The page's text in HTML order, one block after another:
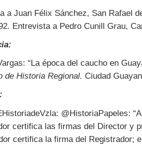
a Juan Félix Sánchez, San Rafael
Entrevista a Pedro Cunill Grau,
“La época del caucho en
de Historia Regional. Ciudad
@HistoriaPapeles:
certifica las firmas del Director y
certifica la firma del Registrador;